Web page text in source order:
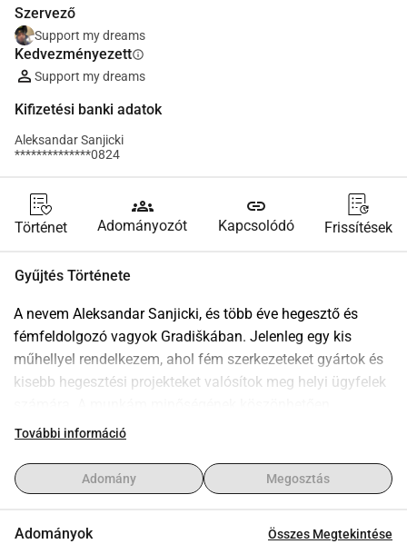
Szervező
Support my dreams
Kedvezményezettinfo
Support my dreams
Kifizetési banki adatok
Aleksandar Sanjicki
**************0824
Történet
groups
Adományozót
link
Kapcsolódó Frissítések
Gyűjtés Története
A nevem Aleksandar Sanjicki, és több éve hegesztő és
fémfeldolgozó vagyok Gradiškában. Jelenleg egy kis
műhellyel rendelkezem, ahol fém szerkezeteket gyártok és
kisebb hegesztési projekteket valósítok meg helyi ügyfelek
ajánlatokat kaptam nagyobb projektekre európai cégektől,
Azonban ahhoz, hogy ilyen projekteket elvállalhassak és
befejezhessek, egy nagyobb és jobban felszerelt
telket Gradiškában, ahol modern hegesztő létesítményt
További információ
Adomány Megosztás
Adományok Összes Megtekintése